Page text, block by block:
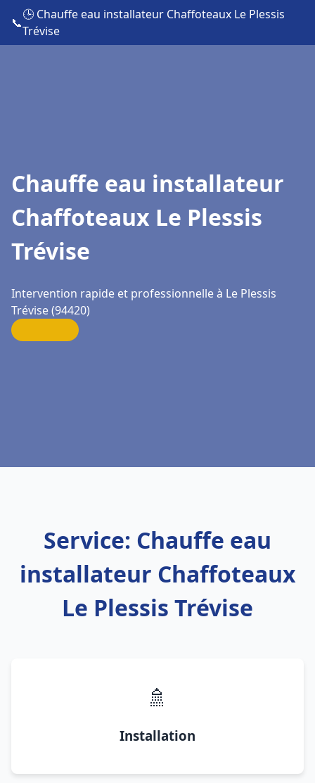
📞
🕒 Chauffe eau installateur Chaffoteaux Le Plessis
Trévise
Chauffe eau installateur
Chaffoteaux Le Plessis
Trévise
Intervention rapide et professionnelle à Le Plessis
Trévise (94420)
Service: Chauffe eau
installateur Chaffoteaux
Le Plessis Trévise
🚿
Installation